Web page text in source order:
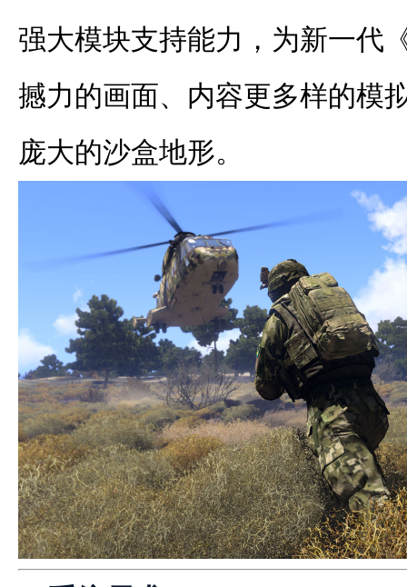
强大模块支持能力，为新一代
撼力的画面、内容更多样的模
庞大的沙盒地形。